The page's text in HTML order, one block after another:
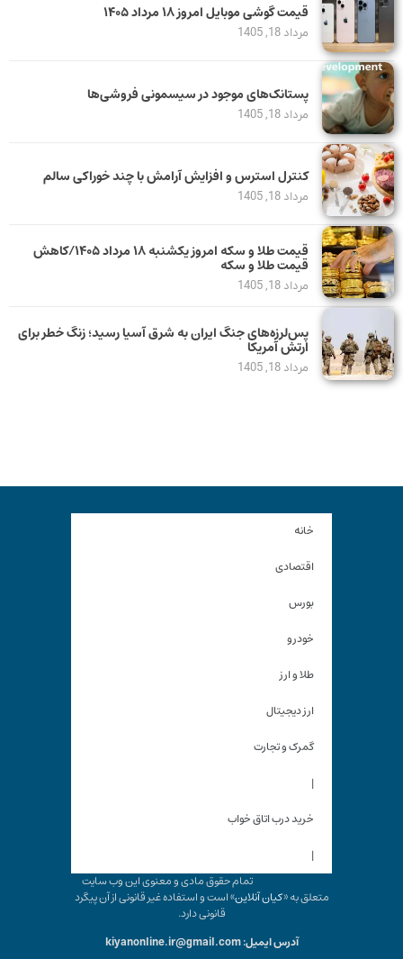
قیمت گوشی موبایل امروز ۱۸ مرداد ۱۴۰۵
مرداد 18, 1405
پستانک‌های موجود در سیسمونی فروشی‌ها
مرداد 18, 1405
کنترل استرس و افزایش آرامش با چند خوراکی سالم
مرداد 18, 1405
قیمت طلا و سکه امروز یکشنبه ۱۸ مرداد ۱۴۰۵/کاهش
قیمت طلا و سکه
مرداد 18, 1405
پس‌لرزه‌های جنگ ایران به شرق آسیا رسید؛ زنگ خطر برای
ارتش آمریکا
مرداد 18, 1405
خانه
اقتصادی
بورس
خودرو
طلا و ارز
ارز دیجیتال
گمرک و تجارت
|
خرید درب اتاق خواب
|
تمام حقوق مادی و معنوی این وب سایت
متعلق به «کیان آنلاین» است و استفاده غیر قانونی از آن پیگرد
قانونی دارد.
آدرس ایمیل: kiyanonline.ir@gmail.com